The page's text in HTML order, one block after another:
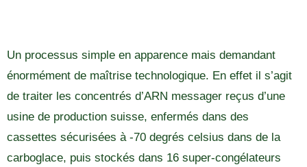
Un processus simple en apparence mais demandant
énormément de maîtrise technologique. En effet il s’agit
de traiter les concentrés d’ARN messager reçus d’une
usine de production suisse, enfermés dans des
cassettes sécurisées à -70 degrés celsius dans de la
carboglace, puis stockés dans 16 super-congélateurs